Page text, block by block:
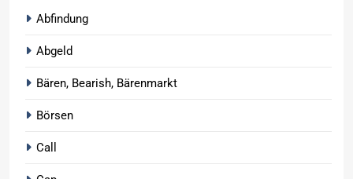
Abfindung
Abgeld
Bären, Bearish, Bärenmarkt
Börsen
Call